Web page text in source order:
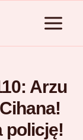
Arzu
policję!